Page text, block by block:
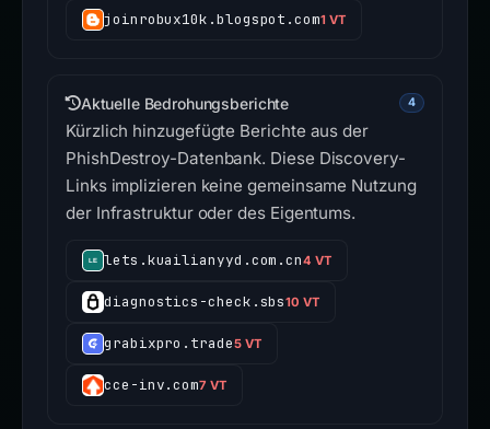
joinrobux10k.blogspot.com1 VT
Aktuelle Bedrohungsberichte 4
Kürzlich hinzugefügte Berichte aus der
PhishDestroy-Datenbank. Diese Discovery-
Links implizieren keine gemeinsame Nutzung
der Infrastruktur oder des Eigentums.
lets.kuailianyyd.com.cn4 VT
diagnostics-check.sbs10 VT
grabixpro.trade5 VT
cce-inv.com7 VT